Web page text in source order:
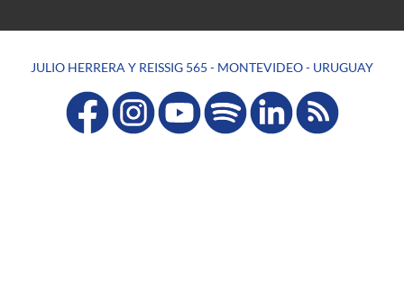
JULIO HERRERA Y REISSIG 565 - MONTEVIDEO - URUGUAY